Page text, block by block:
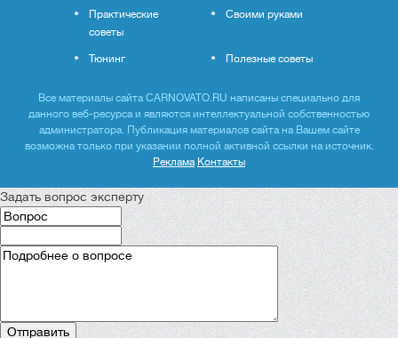
Практические
советы
Своими руками
Тюнинг Полезные советы
Все материалы сайта CARNOVATO.RU написаны специально для
данного веб-ресурса и являются интеллектуальной собственностью
администратора. Публикация материалов сайта на Вашем сайте
возможна только при указании полной активной ссылки на источник.
Реклама Контакты
Задать вопрос эксперту